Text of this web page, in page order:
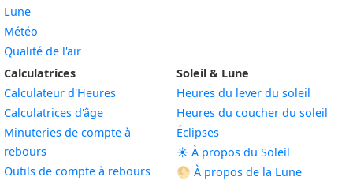
Lune
Météo
Qualité de l'air
Calculatrices
Calculateur d'Heures
Calculatrices d'âge
Minuteries de compte à
rebours
Outils de compte à rebours
Soleil & Lune
Heures du lever du soleil
Heures du coucher du soleil
Éclipses
☀️ À propos du Soleil
🌕 À propos de la Lune